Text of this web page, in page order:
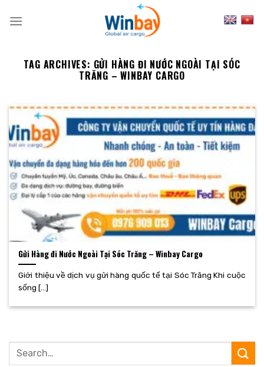
TAG ARCHIVES: GỬI HÀNG ĐI NƯỚC NGOÀI TẠI SÓC
TRĂNG – WINBAY CARGO
Gửi Hàng đi Nước Ngoài Tại Sóc Trăng – Winbay Cargo
Giới thiệu về dịch vụ gửi hàng quốc tế tại Sóc Trăng Khi cuộc
sống [...]